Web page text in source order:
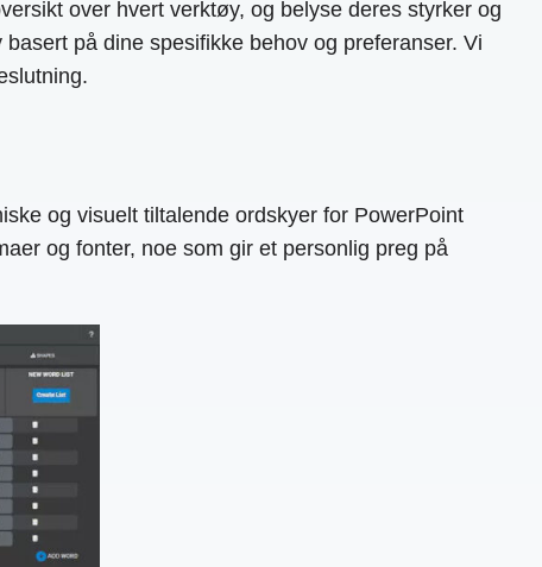
over hvert verktøy, og belyse deres styrker og
på dine spesifikke behov og preferanser. Vi
og visuelt tiltalende ordskyer for PowerPoint
og fonter, noe som gir et personlig preg på